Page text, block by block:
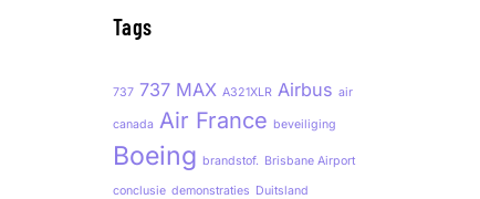
Tags
737 737 MAX A321XLR Airbus air
canada Air France beveiliging
Boeing brandstof. Brisbane Airport
conclusie demonstraties Duitsland